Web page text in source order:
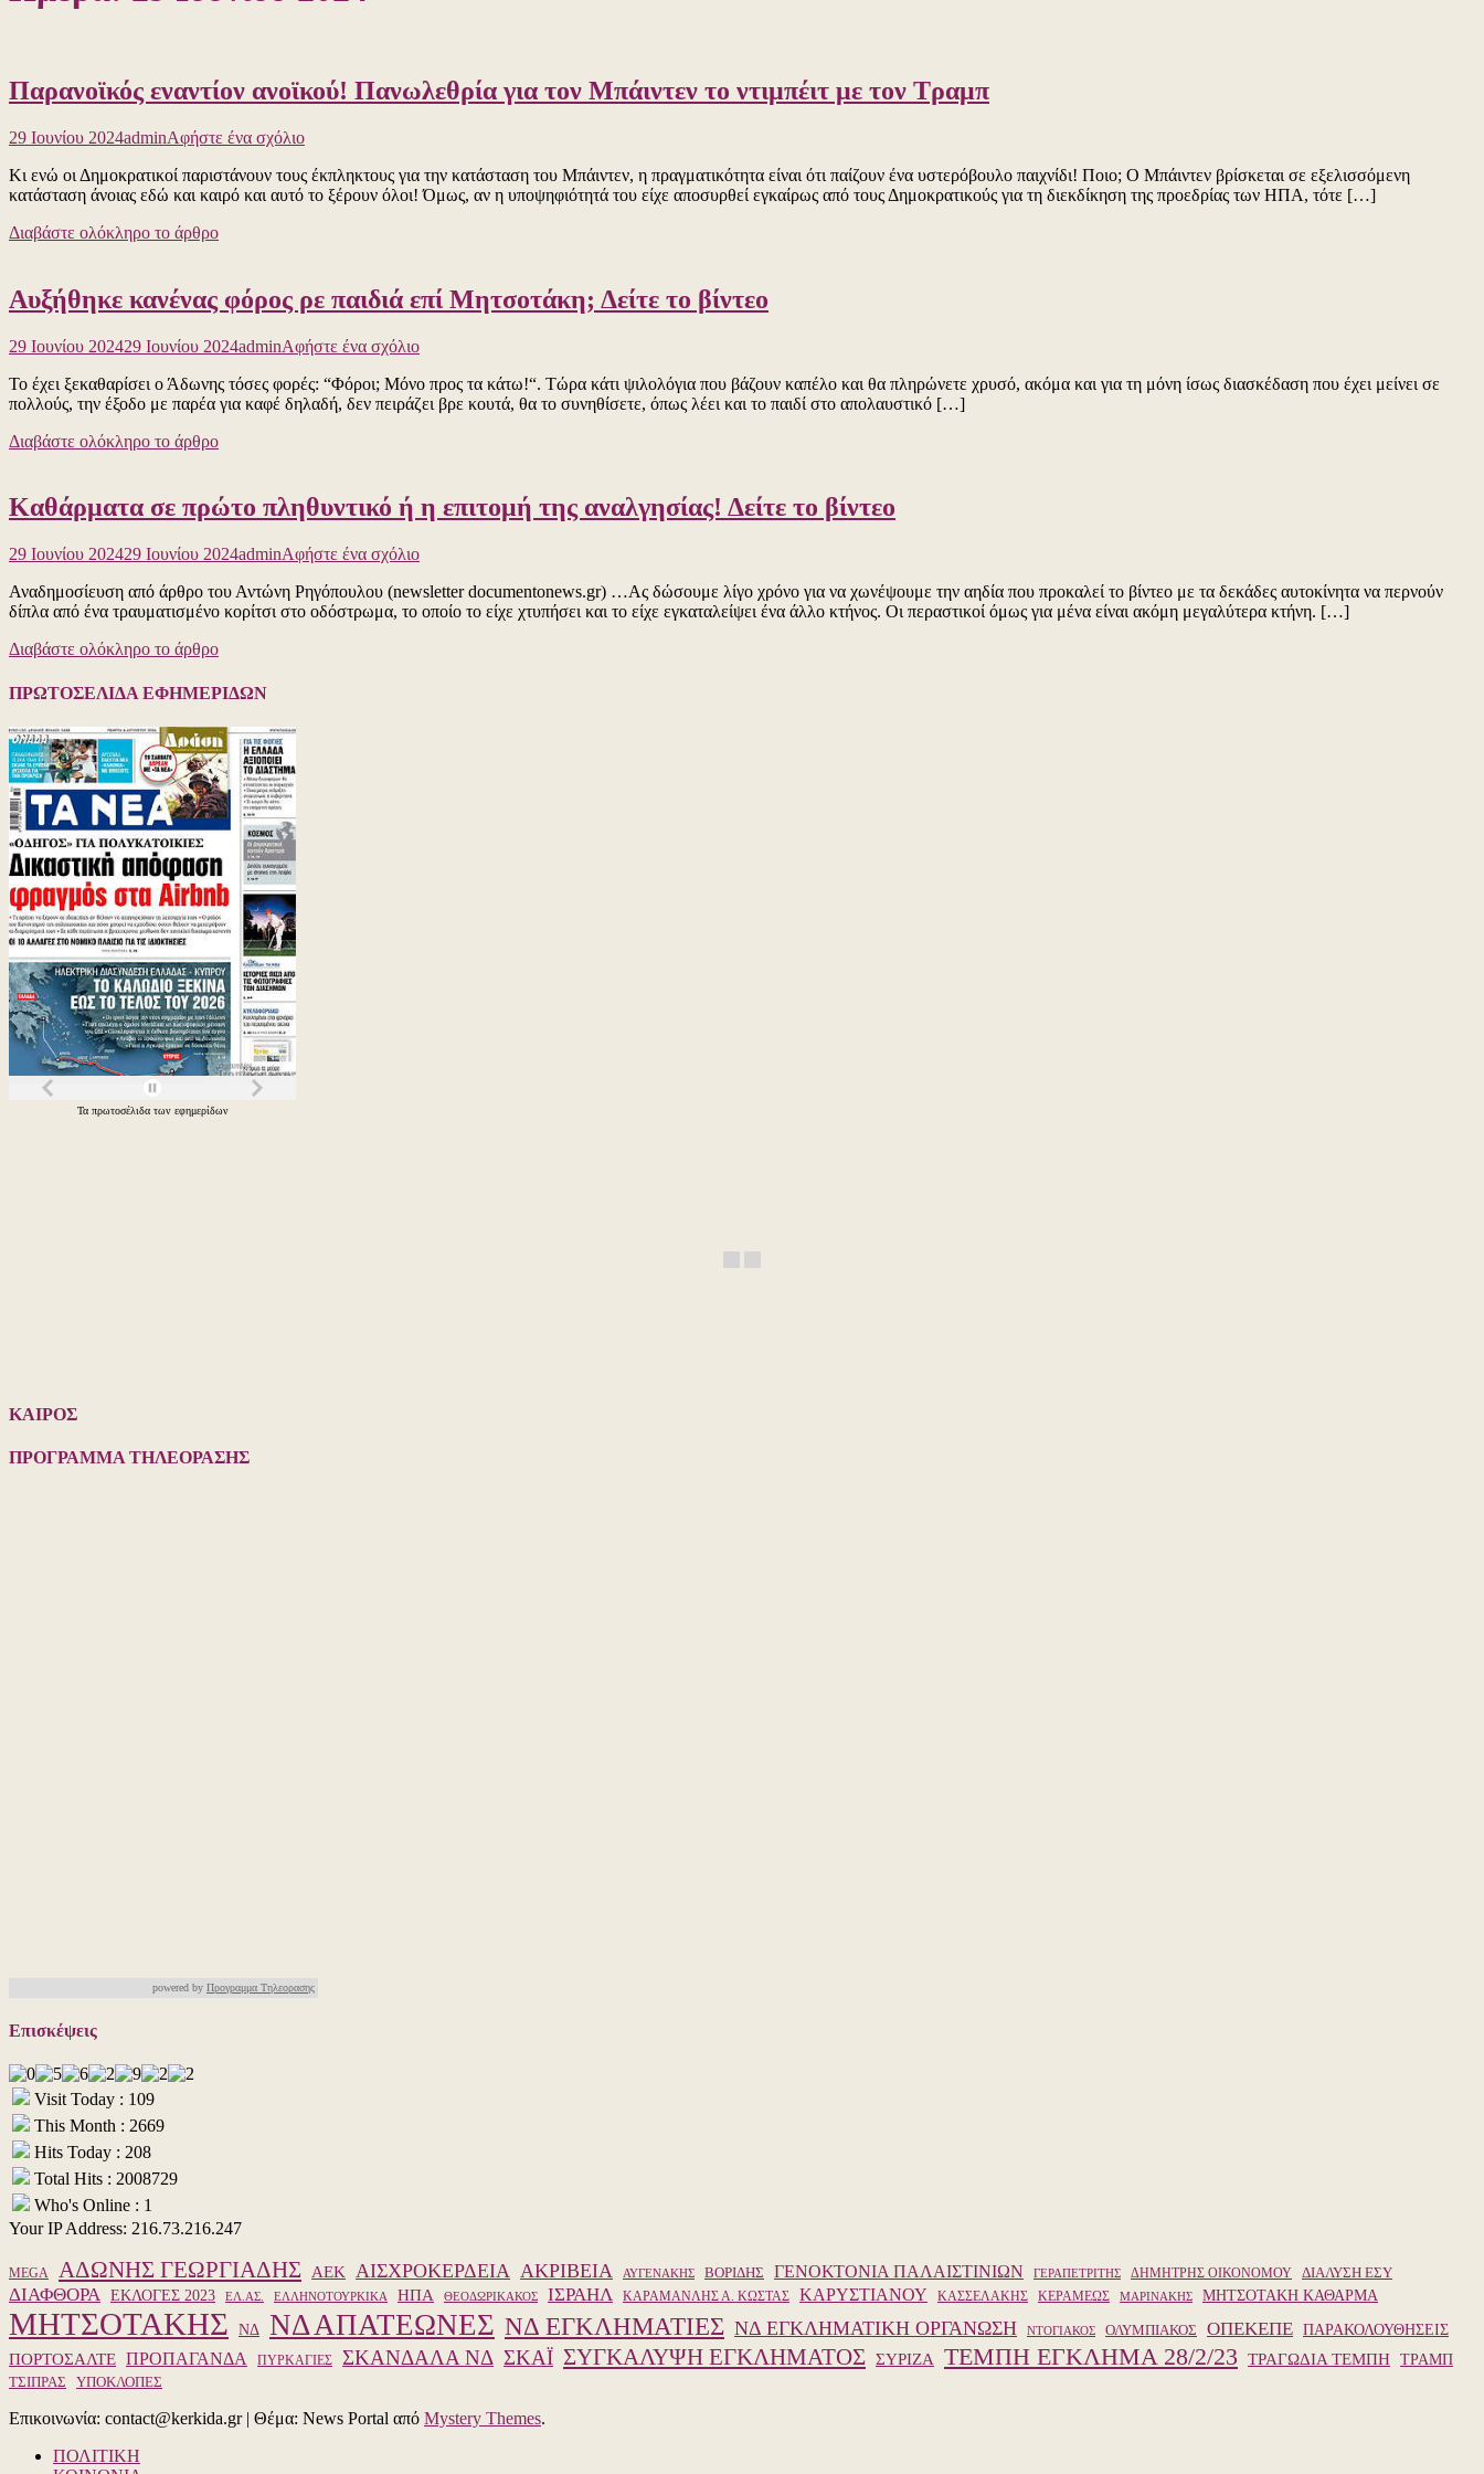
Παρανοϊκός εναντίον ανοϊκού! Πανωλεθρία για τον Μπάιντεν το ντιμπέιτ με τον Τραμπ
29 Ιουνίου 2024adminΑφήστε ένα σχόλιογια
Παρανοϊκός
εναντίον
Μπάιντεν
το
ντιμπέιτ
με
τον
Τραμπ
Κι ενώ οι Δημοκρατικοί παριστάνουν τους έκπληκτους για την κατάσταση του Μπάιντεν, η πραγματικότητα είναι ότι παίζουν ένα υστερόβουλο παιχνίδι! Ποιο; Ο Μπάιντεν βρίσκεται σε εξελισσόμενη
κατάσταση άνοιας εδώ και καιρό και αυτό το ξέρουν όλοι! Όμως, αν η υποψηφιότητά του είχε αποσυρθεί εγκαίρως από τους Δημοκρατικούς για τη διεκδίκηση της προεδρίας των ΗΠΑ, τότε […]
Διαβάστε ολόκληρο το άρθρο
Αυξήθηκε κανένας φόρος ρε παιδιά επί Μητσοτάκη; Δείτε το βίντεο
29 Ιουνίου 202429 Ιουνίου 2024adminΑφήστε ένα σχόλιογια
Αυξήθηκε
κανένας
Μητσοτάκη;
Δείτε
βίντεο
Το έχει ξεκαθαρίσει ο Άδωνης τόσες φορές: “Φόροι; Μόνο προς τα κάτω!“. Τώρα κάτι ψιλολόγια που βάζουν καπέλο και θα πληρώνετε χρυσό, ακόμα και για τη μόνη ίσως διασκέδαση που έχει μείνει σε
πολλούς, την έξοδο με παρέα για καφέ δηλαδή, δεν πειράζει βρε κουτά, θα το συνηθίσετε, όπως λέει και το παιδί στο απολαυστικό […]
Διαβάστε ολόκληρο το άρθρο
Καθάρματα σε πρώτο πληθυντικό ή η επιτομή της αναλγησίας! Δείτε το βίντεο
29 Ιουνίου 202429 Ιουνίου 2024adminΑφήστε ένα σχόλιογια
Καθάρματα
σε
Αναδημοσίευση από άρθρο του Αντώνη Ρηγόπουλου (newsletter documentonews.gr) …Ας δώσουμε λίγο χρόνο για να χωνέψουμε την αηδία που προκαλεί το βίντεο με τα δεκάδες αυτοκίνητα να περνούν
δίπλα από ένα τραυματισμένο κορίτσι στο οδόστρωμα, το οποίο το είχε χτυπήσει και το είχε εγκαταλείψει ένα άλλο κτήνος. Οι περαστικοί όμως για μένα είναι ακόμη μεγαλύτερα κτήνη. […]
Διαβάστε ολόκληρο το άρθρο
ΠΡΩΤΟΣΕΛΙΔΑ ΕΦΗΜΕΡΙΔΩΝ
Τα πρωτοσέλιδα των εφημερίδων
ΚΑΙΡΟΣ
ΠΡΟΓΡΑΜΜΑ ΤΗΛΕΟΡΑΣΗΣ
powered by Προγραμμα Τηλεορασης
Επισκέψεις
Visit Today : 109
This Month : 2669
Hits Today : 208
Total Hits : 2008729
Who's Online : 1
Your IP Address: 216.73.216.247
MEGA ΑΔΩΝΗΣ ΓΕΩΡΓΙΑΔΗΣ ΑΕΚ ΑΙΣΧΡΟΚΕΡΔΕΙΑ ΑΚΡΙΒΕΙΑ ΑΥΓΕΝΑΚΗΣ ΒΟΡΙΔΗΣ ΓΕΝΟΚΤΟΝΙΑ ΠΑΛΑΙΣΤΙΝΙΩΝ ΓΕΡΑΠΕΤΡΙΤΗΣ ΔΗΜΗΤΡΗΣ ΟΙΚΟΝΟΜΟΥ ΔΙΑΛΥΣΗ ΕΣΥ
ΔΙΑΦΘΟΡΑ ΕΚΛΟΓΕΣ 2023 ΕΛ.ΑΣ. ΕΛΛΗΝΟΤΟΥΡΚΙΚΑ ΗΠΑ ΘΕΟΔΩΡΙΚΑΚΟΣ ΙΣΡΑΗΛ ΚΑΡΑΜΑΝΛΗΣ Α. ΚΩΣΤΑΣ ΚΑΡΥΣΤΙΑΝΟΥ ΚΑΣΣΕΛΑΚΗΣ ΚΕΡΑΜΕΩΣ ΜΑΡΙΝΑΚΗΣ ΜΗΤΣΟΤΑΚΗ ΚΑΘΑΡΜΑ
ΜΗΤΣΟΤΑΚΗΣ ΝΔ ΝΔ ΑΠΑΤΕΩΝΕΣ ΝΔ ΕΓΚΛΗΜΑΤΙΕΣ ΝΔ ΕΓΚΛΗΜΑΤΙΚΗ ΟΡΓΑΝΩΣΗ ΝΤΟΓΙΑΚΟΣ ΟΛΥΜΠΙΑΚΟΣ ΟΠΕΚΕΠΕ ΠΑΡΑΚΟΛΟΥΘΗΣΕΙΣ
ΠΟΡΤΟΣΑΛΤΕ ΠΡΟΠΑΓΑΝΔΑ ΠΥΡΚΑΓΙΕΣ ΣΚΑΝΔΑΛΑ ΝΔ ΣΚΑΪ ΣΥΓΚΑΛΥΨΗ ΕΓΚΛΗΜΑΤΟΣ ΣΥΡΙΖΑ ΤΕΜΠΗ ΕΓΚΛΗΜΑ 28/2/23 ΤΡΑΓΩΔΙΑ ΤΕΜΠΗ ΤΡΑΜΠ
ΤΣΙΠΡΑΣ ΥΠΟΚΛΟΠΕΣ
Επικοινωνία: contact@kerkida.gr | Θέμα: News Portal από Mystery Themes.
ΠΟΛΙΤΙΚΗ